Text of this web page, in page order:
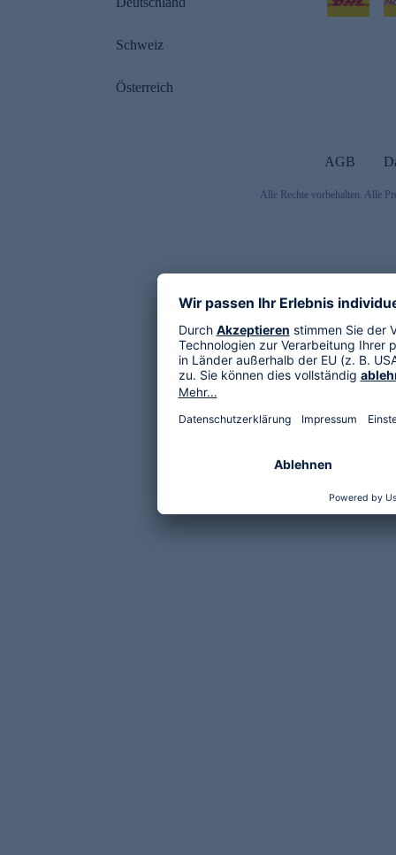
Schweiz
Österreich
AGB
Alle Rechte vorbehalten. Alle